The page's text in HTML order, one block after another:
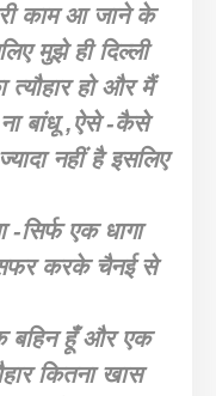
काम आ जाने के
मुझे ही दिल्ली
त्यौहार हो और मैं
बांधू ,ऐसे -कैसे
नहीं है इसलिए
सिर्फ एक धागा
करके चैनई से
बहिन हूँ और एक
कितना खास